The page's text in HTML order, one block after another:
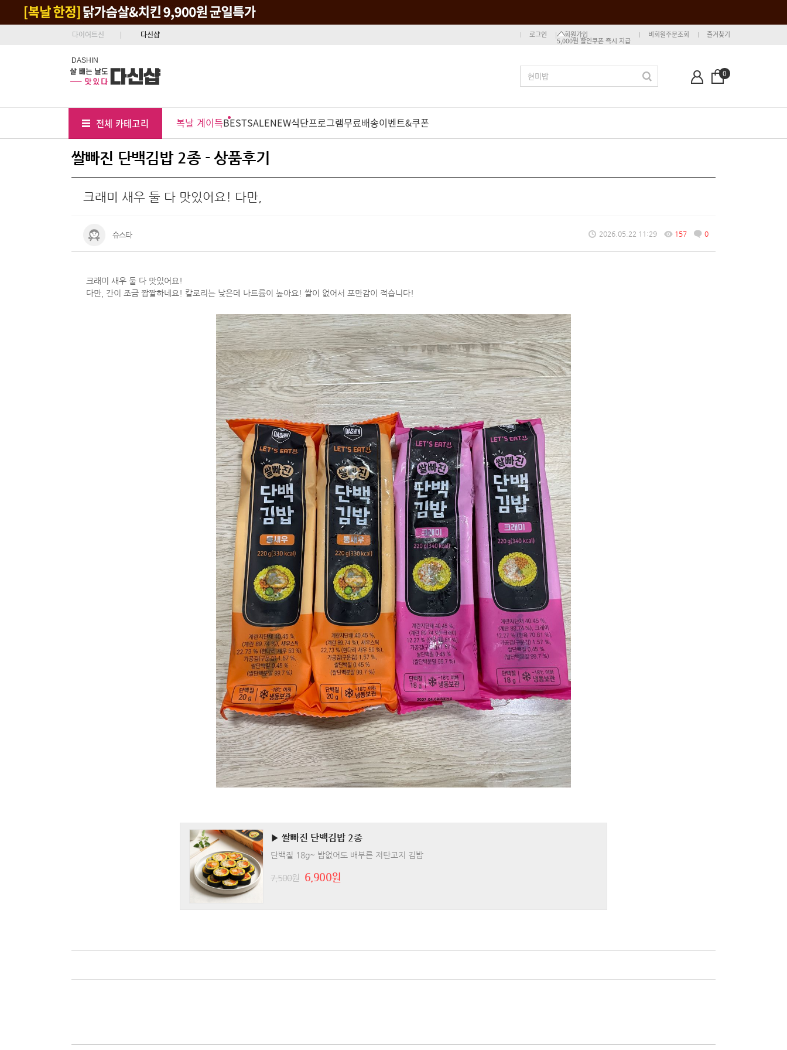
다이어트신 다신샵 로그인 회원가입
5,000원 할인쿠폰 즉시 지급
비회원주문조회 즐겨찾기
DASHIN
0
전체 카테고리 복날 계이득BESTSALENEW식단프로그램무료배송이벤트&쿠폰
쌀빠진 단백김밥 2종 - 상품후기
크래미 새우 둘 다 맛있어요! 다만,
슈스타 2026.05.22 11:29 157 0
크래미 새우 둘 다 맛있어요!
다만, 간이 조금 짭짤하네요! 칼로리는 낮은데 나트륨이 높아요! 쌀이 없어서 포만감이 적습니다!
▶ 쌀빠진 단백김밥 2종
단백질 18g~ 밥없어도 배부른 저탄고지 김밥
7,500원 6,900원